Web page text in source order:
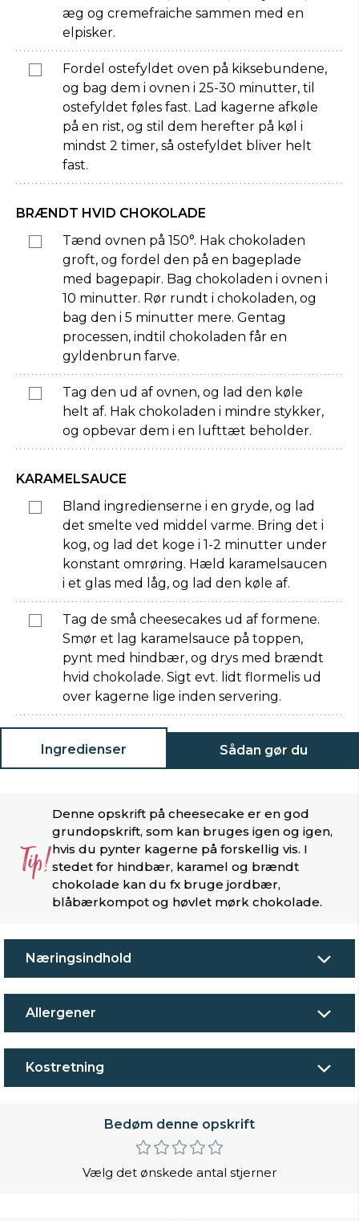
æg og cremefraiche sammen med en
elpisker.
Fordel ostefyldet oven på kiksebundene,
og bag dem i ovnen i 25-30 minutter, til
ostefyldet føles fast. Lad kagerne afkøle
på en rist, og stil dem herefter på køl i
mindst 2 timer, så ostefyldet bliver helt
fast.
BRÆNDT HVID CHOKOLADE
Tænd ovnen på 150°. Hak chokoladen
groft, og fordel den på en bageplade
med bagepapir. Bag chokoladen i ovnen i
10 minutter. Rør rundt i chokoladen, og
bag den i 5 minutter mere. Gentag
processen, indtil chokoladen får en
gyldenbrun farve.
Tag den ud af ovnen, og lad den køle
helt af. Hak chokoladen i mindre stykker,
og opbevar dem i en lufttæt beholder.
KARAMELSAUCE
Bland ingredienserne i en gryde, og lad
det smelte ved middel varme. Bring det i
kog, og lad det koge i 1-2 minutter under
konstant omrøring. Hæld karamelsaucen
i et glas med låg, og lad den køle af.
Tag de små cheesecakes ud af formene.
Smør et lag karamelsauce på toppen,
pynt med hindbær, og drys med brændt
hvid chokolade. Sigt evt. lidt flormelis ud
over kagerne lige inden servering.
Ingredienser Sådan gør du
Tip!
Denne opskrift på cheesecake er en god
grundopskrift, som kan bruges igen og igen,
hvis du pynter kagerne på forskellig vis. I
stedet for hindbær, karamel og brændt
chokolade kan du fx bruge jordbær,
blåbærkompot og høvlet mørk chokolade.
Næringsindhold
Allergener
Kostretning
Bedøm denne opskrift
Vælg det ønskede antal stjerner